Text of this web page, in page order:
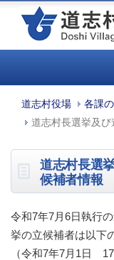
道志村役場 各課
道志村長選挙及
道志村長選
候補者情報
令和7年7月6日執行
挙の立候補者は以下
（令和7年7月1日